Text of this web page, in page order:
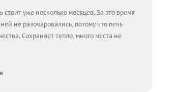
стоит уже несколько месяцев. За это время
не разочаровались, потому что печь
Сохраняет тепло, много места не